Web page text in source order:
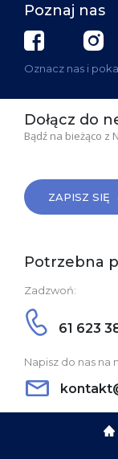
Poznaj nas
Oznacz nas i
Dołącz do
Bądź na bieżąco z
ZAPISZ SIĘ
Potrzebna
Zadzwoń:
61 623
Napisz do nas na